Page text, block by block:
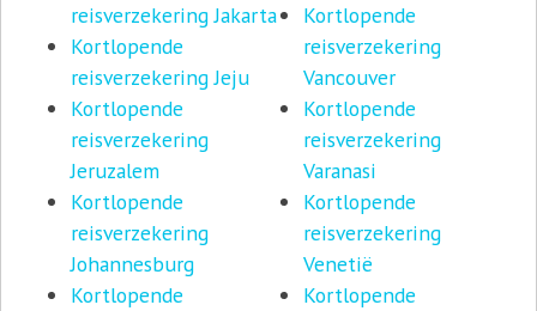
reisverzekering Jakarta
Kortlopende
reisverzekering Jeju
Kortlopende
reisverzekering
Jeruzalem
Kortlopende
reisverzekering
Johannesburg
Kortlopende
Kortlopende
reisverzekering
Vancouver
Kortlopende
reisverzekering
Varanasi
Kortlopende
reisverzekering
Venetië
Kortlopende